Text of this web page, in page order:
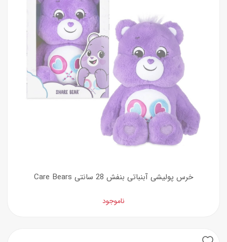
خرس پولیشی آبنباتی بنفش 28 سانتی Care Bears
ناموجود